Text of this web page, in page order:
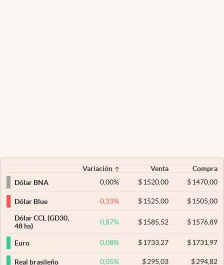
Variación Venta
Compra
Dólar BNA
0,00% $ 1520,00 $1470,00
Dólar Blue -0,33% $ 1525,00 $1505,00
Dólar CCL (GD30,
48 hs)
0,87% $ 1585,52 $1576,89
Euro 0,08% $ 1733,27 $1731,97
Real brasileño 0,05% $295,03 $294,82